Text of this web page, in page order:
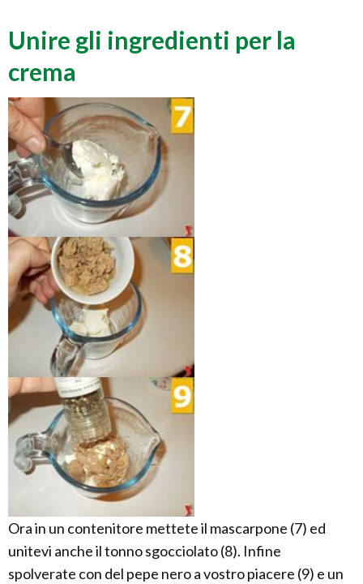
Unire gli ingredienti per la
crema
Ora in un contenitore mettete il mascarpone (7) ed
unitevi anche il tonno sgocciolato (8). Infine
spolverate con del pepe nero a vostro piacere (9) e un